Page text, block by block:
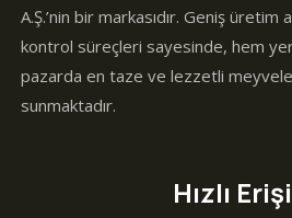
A.Ş.’nin bir markasıdır. Geniş üretim
kontrol süreçleri sayesinde, hem
pazarda en taze ve lezzetli
sunmaktadır.
Hızlı